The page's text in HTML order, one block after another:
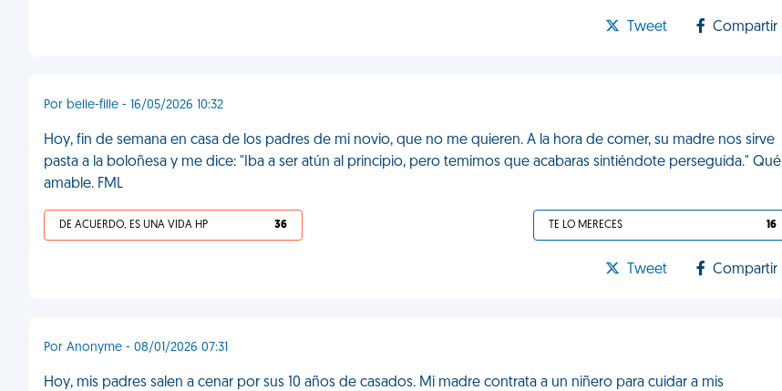
Tweet Compartir
Por belle-fille - 16/05/2026 10:32
Hoy, fin de semana en casa de los padres de mi novio, que no me quieren. A la hora de comer, su madre nos sirve
pasta a la boloñesa y me dice: "Iba a ser atún al principio, pero temimos que acabaras sintiéndote perseguida." Qué
amable. FML
DE ACUERDO, ES UNA VIDA HP 36 TE LO MERECES 16
Tweet Compartir
Por Anonyme - 08/01/2026 07:31
Hoy, mis padres salen a cenar por sus 10 años de casados. Mi madre contrata a un niñero para cuidar a mis